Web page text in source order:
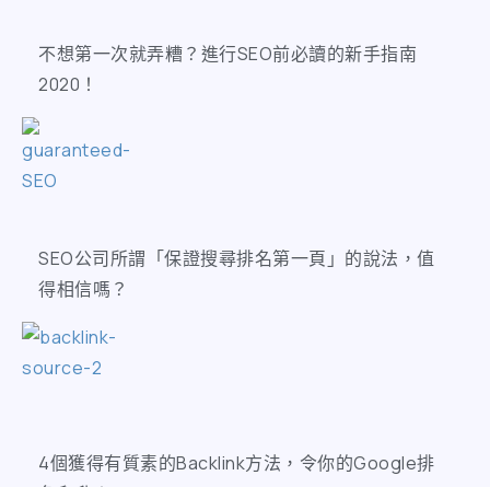
不想第一次就弄糟？進行SEO前必讀的新手指南
2020！
SEO公司所謂「保證搜尋排名第一頁」的說法，值
得相信嗎？
​4個獲得有質素的Backlink方法，令你的Google排